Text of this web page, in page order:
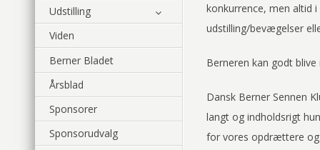
Udstilling
Viden
Berner Bladet
Årsblad
Sponsorer
Sponsorudvalg
konkurrence, men altid
udstilling/bevægelser
Berneren kan godt
Dansk Berner Sennen
langt og indholdsrigt
for vores opdrættere og